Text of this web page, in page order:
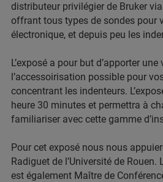
distributeur privilégier de Bruker
offrant tous types de sondes pour
électronique, et depuis peu les
L’exposé a pour but d’apporter
l’accessoirisation possible pour
concentrant les indenteurs.
heure 30 minutes et permettra à
familiariser avec cette gamme
Pour cet exposé nous nous
Radiguet de l’Université de
est également Maître de